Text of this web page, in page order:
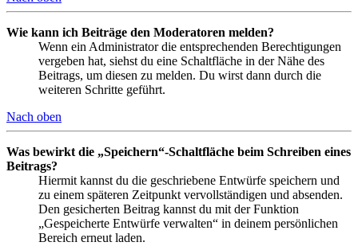
Wie kann ich Beiträge den Moderatoren melden?
Wenn ein Administrator die entsprechenden Berechtigungen
vergeben hat, siehst du eine Schaltfläche in der Nähe des
Beitrags, um diesen zu melden. Du wirst dann durch die
weiteren Schritte geführt.
Nach oben
Was bewirkt die „Speichern“-Schaltfläche beim Schreiben eines
Beitrags?
Hiermit kannst du die geschriebene Entwürfe speichern und
zu einem späteren Zeitpunkt vervollständigen und absenden.
Den gesicherten Beitrag kannst du mit der Funktion
„Gespeicherte Entwürfe verwalten“ in deinem persönlichen
Bereich erneut laden.